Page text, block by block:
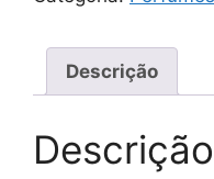
Descrição
Descrição